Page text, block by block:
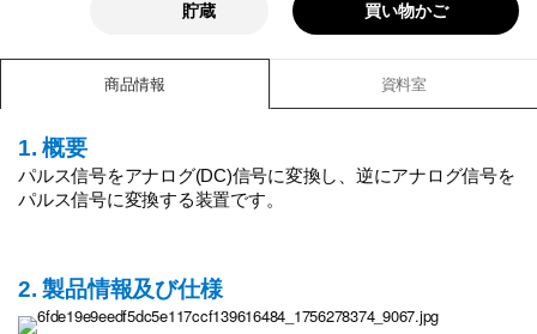
貯蔵 買い物かご
商品情報 資料室
1. 概要
パルス信号をアナログ(DC)信号に変換し、逆にアナログ信号を
パルス信号に変換する装置です。
2. 製品情報及び仕様